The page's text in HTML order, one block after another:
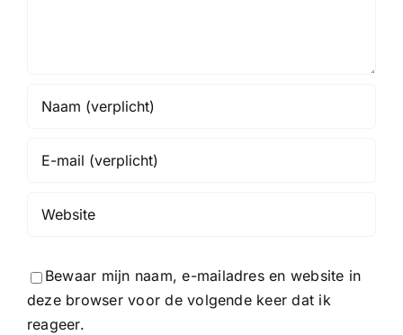
Bewaar mijn naam, e-mailadres en website in
deze browser voor de volgende keer dat ik
reageer.